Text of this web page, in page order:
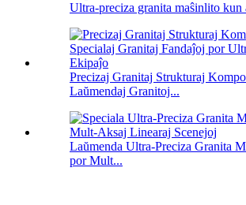
Ultra-preciza granita maŝinlito kun
Precizaj Granitaj Strukturaj
Laŭmendaj Granitoj...
Laŭmenda Ultra-Preciza Granita
por Mult...